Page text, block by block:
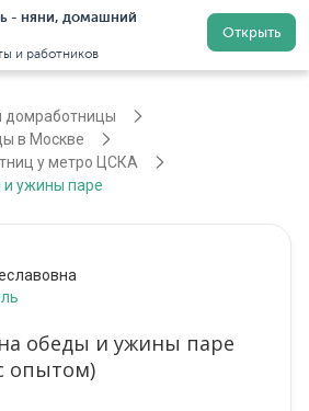
- няни, домашний
и работников
Открыть
Регистрация
домработницы
в Москве
у метро ЦСКА
и ужины паре
обеды и ужины паре
опытом)